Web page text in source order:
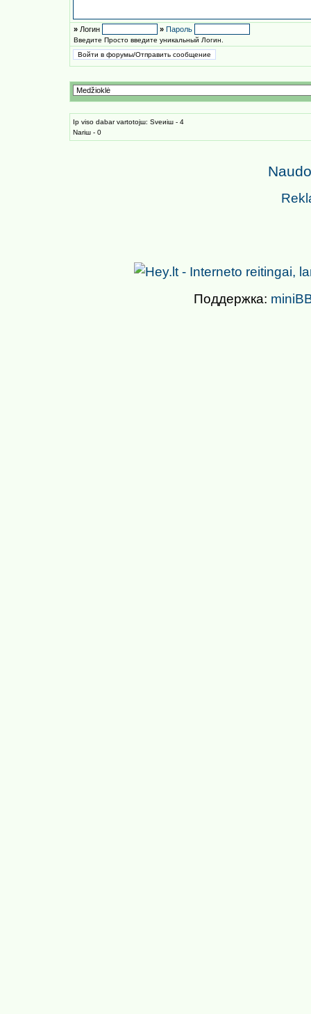
» Логин » Пароль
Введите Просто введите уникальный Логин.
Iр viso dabar vartotojш: Sveиiш - 4
Nariш - 0
Поддержка: